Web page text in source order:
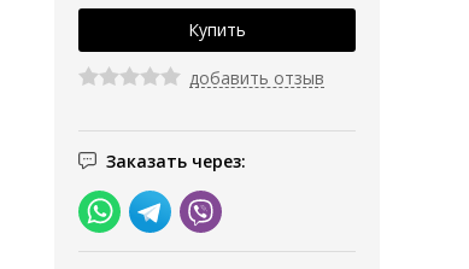
добавить отзыв
Заказать через: